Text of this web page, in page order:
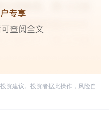
资建议。投资者据此操作，风险自